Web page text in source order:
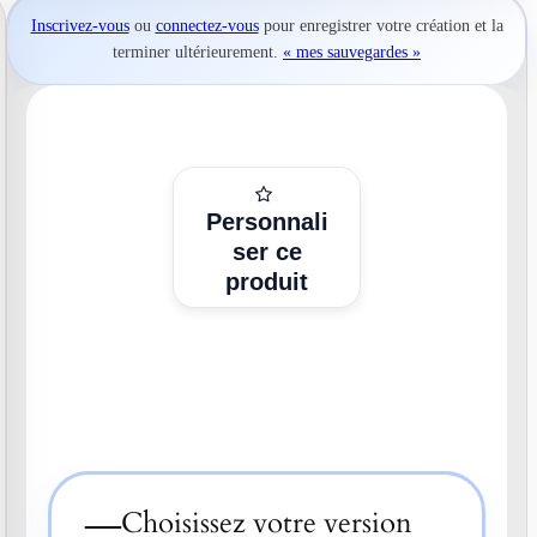
Inscrivez-vousou connectez-vouspour enregistrer votre création et la
terminer ultérieurement. « mes sauvegardes »
Personnali
ser ce
produit
—Choisissez votre version